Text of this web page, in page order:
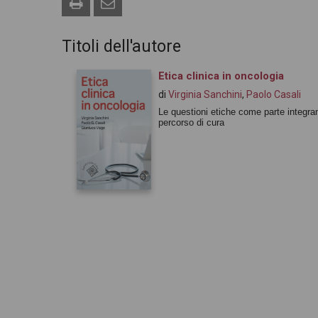
Titoli dell'autore
Etica clinica in oncologia
di Virginia Sanchini, Paolo Casali
Le questioni etiche come parte
percorso di cura